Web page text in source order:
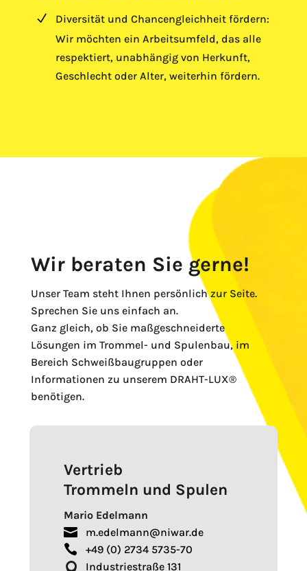
N Diversität und Chancengleichheit fördern:
Wir möchten ein Arbeitsumfeld, das alle
respektiert, unabhängig von Herkunft,
Geschlecht oder Alter, weiterhin fördern.
Wir beraten Sie gerne!
Unser Team steht Ihnen persönlich zur Seite.
Sprechen Sie uns einfach an.
Ganz gleich, ob Sie maßgeschneiderte
Lösungen im Trommel- und Spulenbau, im
Bereich Schweißbaugruppen oder
Informationen zu unserem DRAHT-LUX®
benötigen.
Vertrieb
Trommeln und Spulen
Mario Edelmann
 m.edelmann@niwar.de
 +49 (0) 2734 5735-70
Industriestraße 131